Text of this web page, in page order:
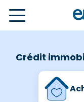
Crédit